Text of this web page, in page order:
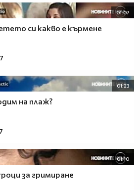
01:07
си какво е кърмене
01:23
на плаж?
01:10
за гримиране